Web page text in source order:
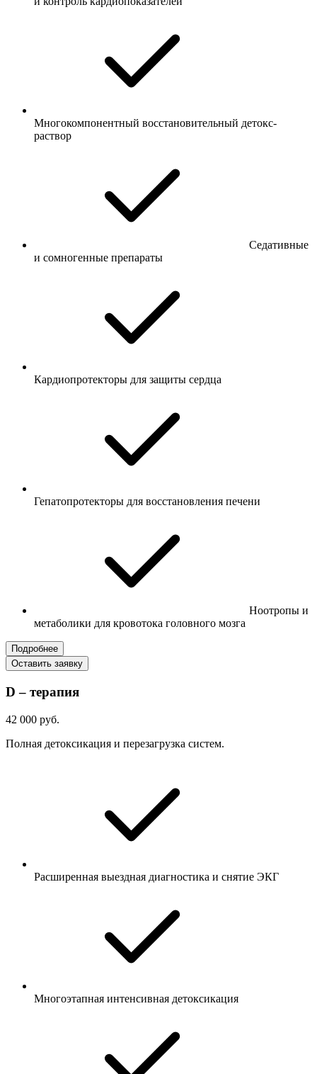
Многокомпонентный восстановительный детокс-
раствор
Седативные
и сомногенные препараты
Кардиопротекторы для защиты сердца
Гепатопротекторы для восстановления печени
Ноотропы и
метаболики для кровотока головного мозга
Подробнее
Оставить заявку
D – терапия
42 000 руб.
Полная детоксикация и перезагрузка систем.
Расширенная выездная диагностика и снятие ЭКГ
Многоэтапная интенсивная детоксикация